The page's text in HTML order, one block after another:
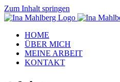
Zum Inhalt springen
HOME
ÜBER MICH
MEINE ARBEIT
KONTAKT